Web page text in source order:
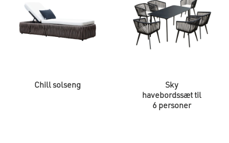
Chill solseng
Sky
havebordssæt til
6 personer